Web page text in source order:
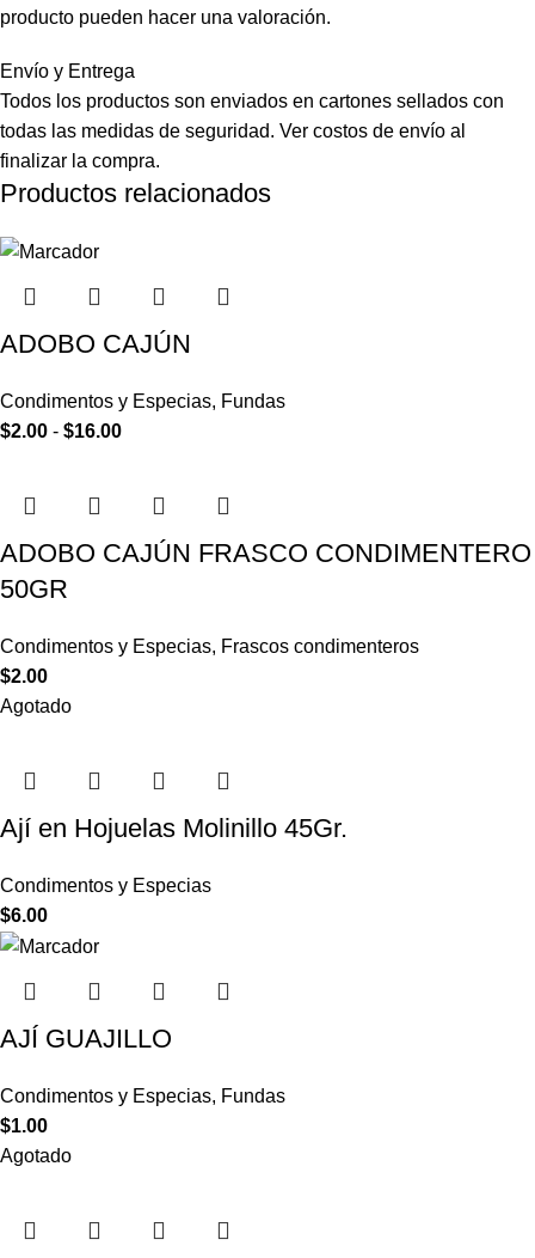
producto pueden hacer una valoración.
Envío y Entrega
Todos los productos son enviados en cartones sellados con
todas las medidas de seguridad. Ver costos de envío al
finalizar la compra.
Productos relacionados
ADOBO CAJÚN
Condimentos y Especias, Fundas
$2.00 - $16.00
ADOBO CAJÚN FRASCO CONDIMENTERO
50GR
Condimentos y Especias, Frascos condimenteros
$2.00
Agotado
Ají en Hojuelas Molinillo 45Gr.
Condimentos y Especias
$6.00
AJÍ GUAJILLO
Condimentos y Especias, Fundas
$1.00
Agotado